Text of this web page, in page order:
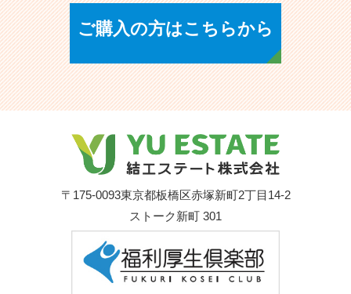
ご購入の方はこちらから
〒175-0093東京都板橋区赤塚新町2丁目14-2
ストーク新町 301